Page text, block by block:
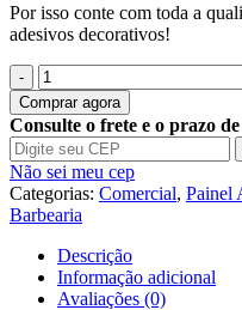
Por isso conte com toda a
adesivos decorativos!
Quantidade
de
Painel
Adesivo
Unha
Maquiagem
Salão
Beleza
J211
Comprar agora
Consulte o frete e o prazo
Não sei meu cep
Categorias: Comercial, Painel
Barbearia
Descrição
Informação adicional
Avaliações (0)